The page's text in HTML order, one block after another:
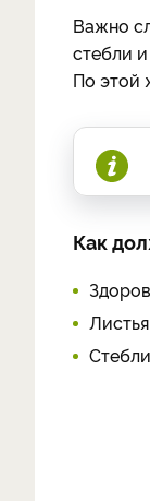
Важно
стебли
По этой
Как